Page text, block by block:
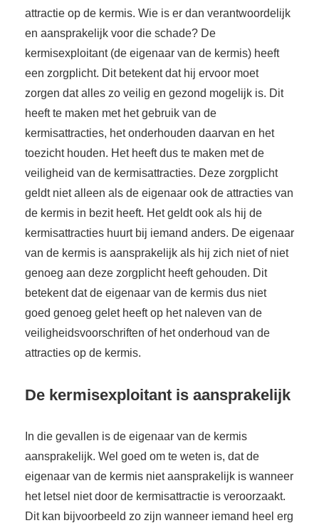
attractie op de kermis. Wie is er dan verantwoordelijk
en aansprakelijk voor die schade? De
kermisexploitant (de eigenaar van de kermis) heeft
een zorgplicht. Dit betekent dat hij ervoor moet
zorgen dat alles zo veilig en gezond mogelijk is. Dit
heeft te maken met het gebruik van de
kermisattracties, het onderhouden daarvan en het
toezicht houden. Het heeft dus te maken met de
veiligheid van de kermisattracties. Deze zorgplicht
geldt niet alleen als de eigenaar ook de attracties van
de kermis in bezit heeft. Het geldt ook als hij de
kermisattracties huurt bij iemand anders. De eigenaar
van de kermis is aansprakelijk als hij zich niet of niet
genoeg aan deze zorgplicht heeft gehouden. Dit
betekent dat de eigenaar van de kermis dus niet
goed genoeg gelet heeft op het naleven van de
veiligheidsvoorschriften of het onderhoud van de
attracties op de kermis.
De kermisexploitant is aansprakelijk
In die gevallen is de eigenaar van de kermis
aansprakelijk. Wel goed om te weten is, dat de
eigenaar van de kermis niet aansprakelijk is wanneer
het letsel niet door de kermisattractie is veroorzaakt.
Dit kan bijvoorbeeld zo zijn wanneer iemand heel erg